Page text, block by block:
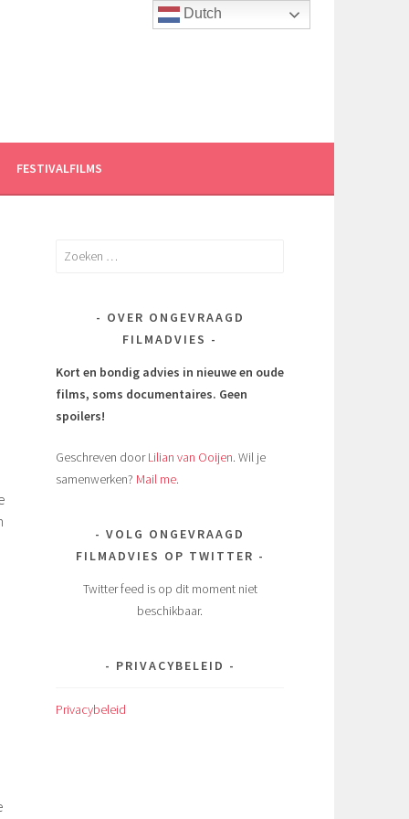
FESTIVALFILMS
Zoeken
OVER ONGEVRAAGD
FILMADVIES
Kort en bondig advies in nieuwe en oude
films, soms documentaires. Geen
spoilers!
Geschreven doorLilian van Ooijen. Wil je
samenwerken? Mail me.
VOLG ONGEVRAAGD
FILMADVIES OP TWITTER
Twitter feed is op dit moment niet
beschikbaar.
PRIVACYBELEID
Privacybeleid
Dutch